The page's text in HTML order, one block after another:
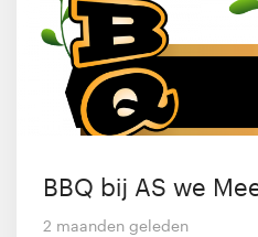
BBQ bij AS we
2 maanden geleden